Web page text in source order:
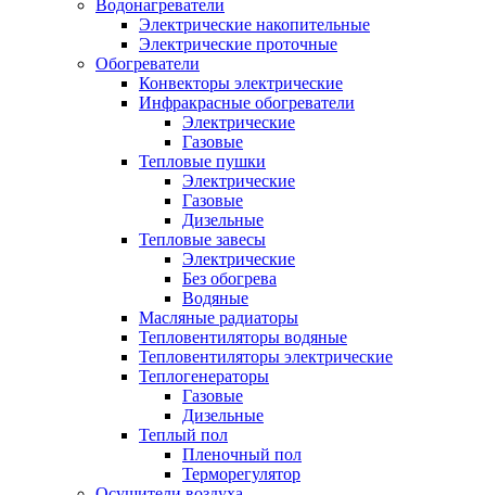
Водонагреватели
Электрические накопительные
Электрические проточные
Обогреватели
Конвекторы электрические
Инфракрасные обогреватели
Электрические
Газовые
Тепловые пушки
Электрические
Газовые
Дизельные
Тепловые завесы
Электрические
Без обогрева
Водяные
Масляные радиаторы
Тепловентиляторы водяные
Тепловентиляторы электрические
Теплогенераторы
Газовые
Дизельные
Теплый пол
Пленочный пол
Терморегулятор